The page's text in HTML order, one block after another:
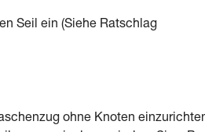
Seil ein (Siehe Ratschlag
ohne Knoten